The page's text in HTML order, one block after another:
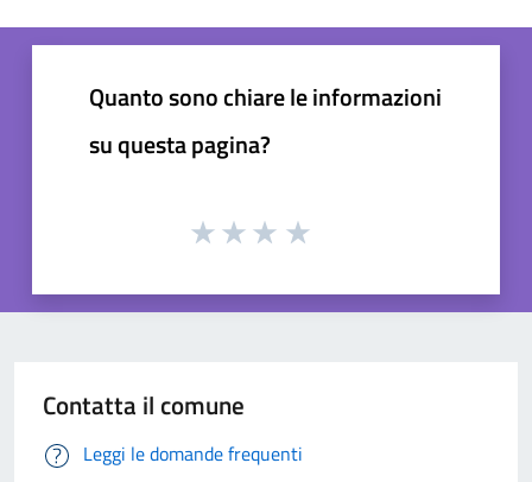
Quanto sono chiare le informazioni
su questa pagina?
Contatta il comune
Leggi le domande frequenti